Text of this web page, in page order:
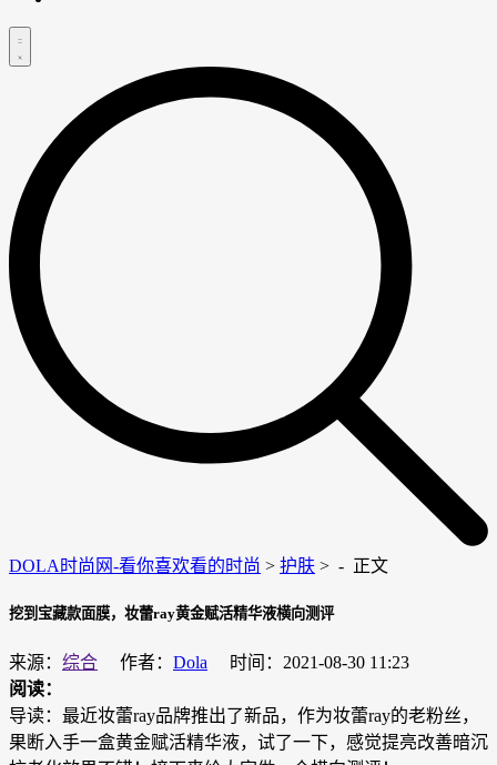
DOLA时尚网-看你喜欢看的时尚 > 护肤 > - 正文
挖到宝藏款面膜，妆蕾ray黄金赋活精华液横向测评
来源： 综合 作者： Dola
时间：2021-08-30 11:23
阅读：
导读：最近妆蕾ray品牌推出了新品，作为妆蕾ray的老粉丝，
果断入手一盒黄金赋活精华液，试了一下，感觉提亮改善暗沉